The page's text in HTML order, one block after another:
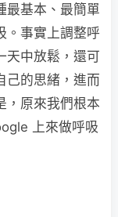
最基本、最簡單
。事實上調整呼
天中放鬆，還可
己的思緒，進而
，原來我們根本
上來做呼吸